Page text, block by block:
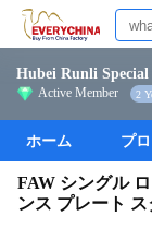
Hubei Runli
Active Member 2
ホーム プ
FAW シングル
ンス プレート